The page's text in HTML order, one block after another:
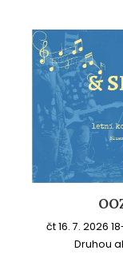
čt 16. 7. 2026
Druhou